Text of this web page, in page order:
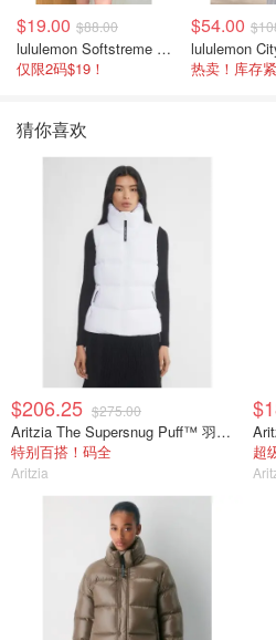
$19.00 $88.00
lululemon Softstreme 女士高腰短裤 10cm
仅限2码$19！
$54.00
热卖！库存
猜你喜欢
$206.25 $275.00
Aritzia The Supersnug Puff™ 羽绒马甲
特别百搭！码全
Aritzia
超